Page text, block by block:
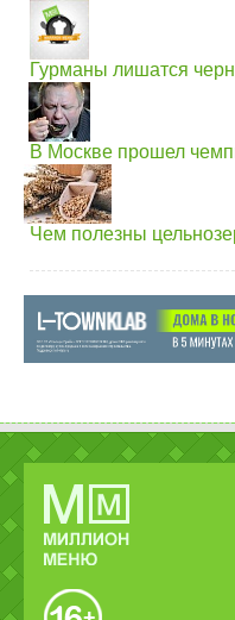
Гурманы лишатся
В Москве прошел
Чем полезны